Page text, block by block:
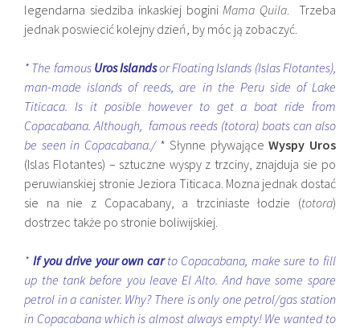
legendarna siedziba inkaskiej bogini Mama Quila . Trzeba
jednak poswiecić kolejny dzień, by móc ją zobaczyć.
* The famous Uros Islandsor Floating Islands (Islas Flotantes),
man-made islands of reeds, are in the Peru side of Lake
Titicaca. Is it posible however to get a boat ride from
Copacabana. Although, famous reeds (totora) boats can also
be seen in Copacabana./* Słynne pływająceWyspy Uros
(Islas Flotantes) – sztuczne wyspy z trzciny, znajduja sie po
peruwianskiej stronie Jeziora Titicaca. Mozna jednak dostać
sie na nie z Copacabany, a trzciniaste łodzie (totora)
dostrzec także po stronie boliwijskiej.
* If you drive your own carto Copacabana, make sure to fill
up the tank before you leave El Alto. And have some spare
petrol in a canister. Why? There is only one petrol/gas station
in Copacabana which is almost always empty! We wanted to